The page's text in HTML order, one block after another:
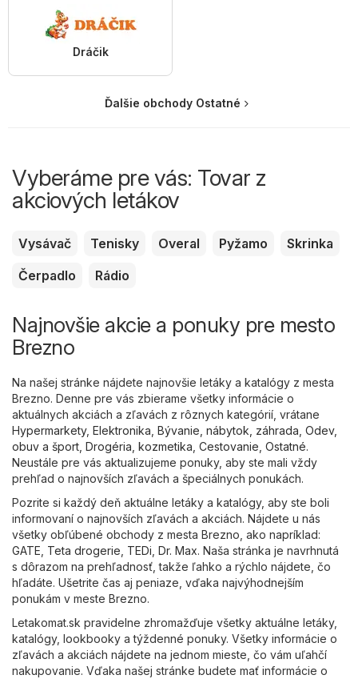
Dráčik
Ďalšie obchody Ostatné
Vyberáme pre vás: Tovar z
akciových letákov
Vysávač Tenisky Overal Pyžamo
Skrinka
Čerpadlo
Rádio
Najnovšie akcie a ponuky pre mesto
Brezno
Na našej stránke nájdete najnovšie letáky a katalógy z mesta
Brezno. Denne pre vás zbierame všetky informácie o
aktuálnych akciách a zľavách z rôznych kategórií, vrátane
Hypermarkety, Elektronika Bývanie, nábytok, záhrada Odev,
obuv a šport Drogéria, kozmetika Cestovanie Ostatné.
Neustále pre vás aktualizujeme ponuky, aby ste mali vždy
prehľad o najnovších zľavách a špeciálnych ponukách.
Pozrite si každý deň aktuálne letáky a katalógy, aby ste boli
informovaní o najnovších zľavách a akciách. Nájdete u nás
všetky obľúbené obchody z mesta Brezno, ako napríklad:
GATE Teta drogerie TEDi Dr. Max. Naša stránka je navrhnutá
s dôrazom na prehľadnosť, takže ľahko a rýchlo nájdete, čo
hľadáte. Ušetrite čas aj peniaze, vďaka najvýhodnejším
ponukám v meste Brezno.
Letakomat.sk pravidelne zhromažďuje všetky aktuálne letáky,
katalógy, lookbooky a týždenné ponuky. Všetky informácie o
zľavách a akciách nájdete na jednom mieste, čo vám uľahčí
nakupovanie. Vďaka našej stránke budete mať informácie o